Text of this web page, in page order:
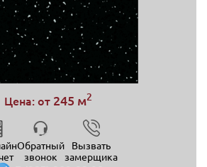
Цена: от 245 м2
Обратный
звонок
Вызвать
замерщика